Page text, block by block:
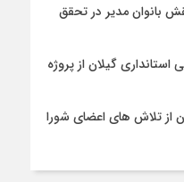
بانوان مدیر در تحقق
استانداری گیلان از پروژه
از تلاش های اعضای شورا